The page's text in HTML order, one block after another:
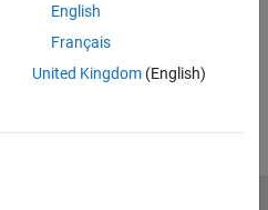
was this information?
English
Français
United Kingdom(English)